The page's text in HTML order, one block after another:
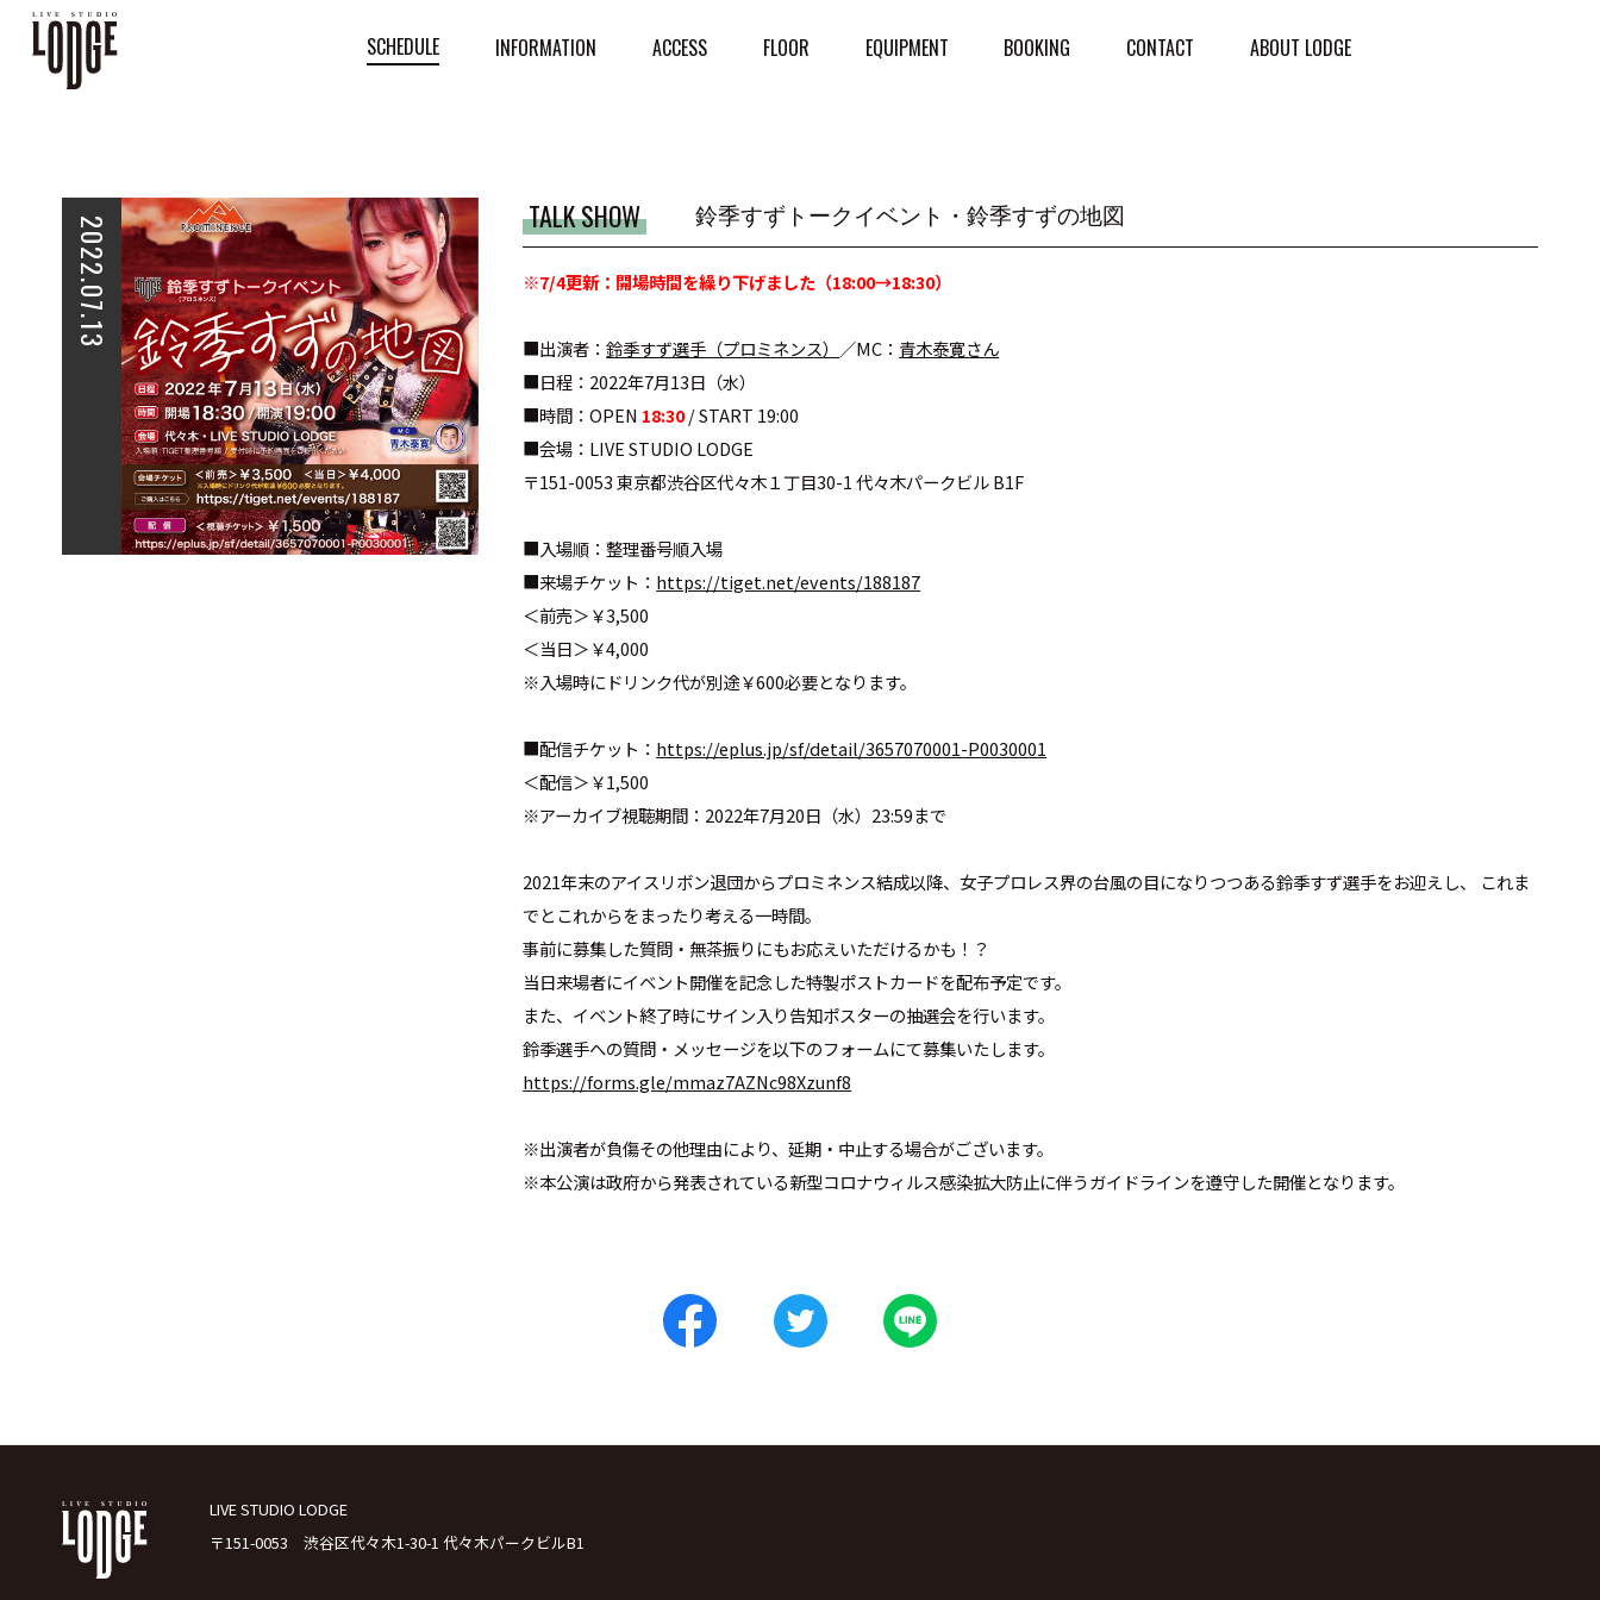
SCHEDULE INFORMATION ACCESS FLOOR EQUIPMENT BOOKING CONTACT ABOUT LODGE
2022.07.13 TALK SHOW 鈴季すずトークイベント・鈴季すずの地図
※7/4更新：開場時間を繰り下げました（18:00→18:30）
■出演者：鈴季すず選手（プロミネンス） ／MC： 青木泰寛さん
■日程：2022年7月13日（水）
■時間：OPEN 18:30/ START 19:00
■会場：LIVE STUDIO LODGE
〒151-0053 東京都渋谷区代々木１丁目30-1 代々木パークビル B1F
■入場順：整理番号順入場
■来場チケット： https://tiget.net/events/188187
＜前売＞￥3,500
＜当日＞￥4,000
※入場時にドリンク代が別途￥600必要となります。
■配信チケット： https://eplus.jp/sf/detail/3657070001-P0030001
＜配信＞￥1,500
※アーカイブ視聴期間：2022年7月20日（水）23:59まで
2021年末のアイスリボン退団からプロミネンス結成以降、女子プロレス界の台風の目になりつつある鈴季すず選手をお迎えし、 これま
でとこれからをまったり考える一時間。
事前に募集した質問・無茶振りにもお応えいただけるかも！？
当日来場者にイベント開催を記念した特製ポストカードを配布予定です。
また、イベント終了時にサイン入り告知ポスターの抽選会を行います。
鈴季選手への質問・メッセージを以下のフォームにて募集いたします。
https://forms.gle/mmaz7AZNc98Xzunf8
※出演者が負傷その他理由により、延期・中止する場合がございます。
※本公演は政府から発表されている新型コロナウィルス感染拡大防止に伴うガイドラインを遵守した開催となります。
LIVE STUDIO LODGE
〒151-0053 渋谷区代々木1-30-1 代々木パークビルB1